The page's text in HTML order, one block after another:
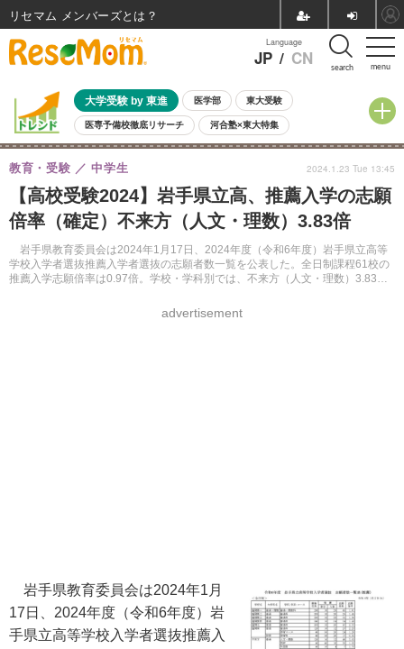
menu
Language
JP / CN search
大学受験 by 東進 医学部 東大受験
医専予備校徹底リサーチ 河合塾×東大特集
親子で考える大学選び 高校受験 中学受験 小学校受験
共通テスト 夏休み
8月開催イベント・WS 全国公立高校 過去問 人気記事
自由研究教材（小学生向け） 自由研究教材（中学生向け） ランキング
【高校受験2024】岩手県立高、推薦入学の志願
倍率（確定）不来方（人文・理数）3.83倍
岩手県教育委員会は2024年1月17日、2024年度（令和6年度）岩手県立高等
学校入学者選抜推薦入学者選抜の志願者数一覧を公表した。全日制課程61校の
推薦入学志願倍率は0.97倍。学校・学科別では、不来方（人文・理数）3.83倍
教育・受験 中学生
advertisement
2024.1.23 Tue 13:45
岩手県教育委員会は2024年1月
17日、2024年度（令和6年度）岩
手県立高等学校入学者選抜推薦入
リセマム メンバーズ